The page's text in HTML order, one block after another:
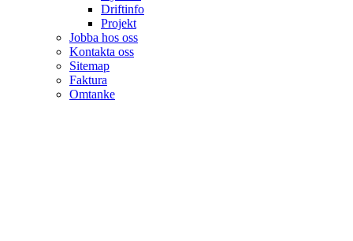
Driftinfo
Projekt
Jobba hos oss
Kontakta oss
Sitemap
Faktura
Omtanke